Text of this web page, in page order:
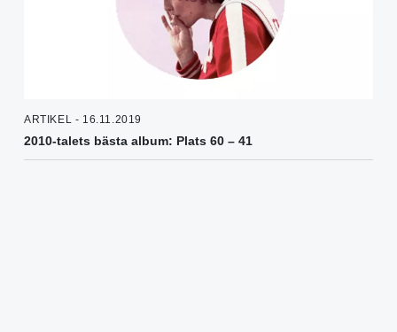
ARTIKEL - 16.11.2019
2010-talets bästa album: Plats 60 – 41